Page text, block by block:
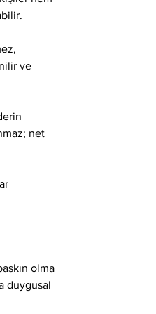
ve
net
olma
duygusal